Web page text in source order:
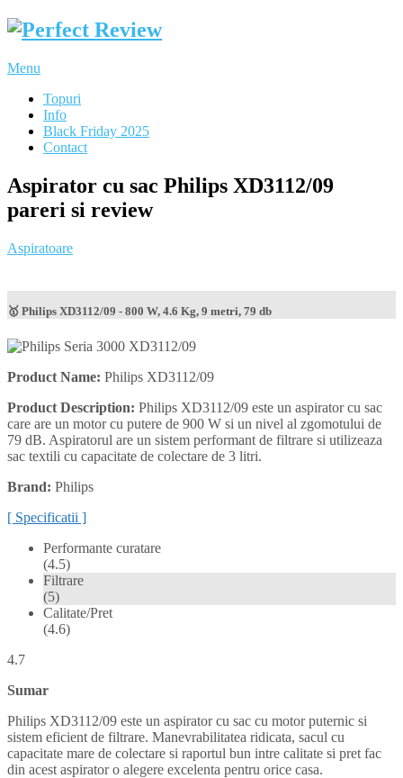
Menu
Topuri
Info
Black Friday 2025
Contact
Aspirator cu sac Philips XD3112/09
pareri si review
Aspiratoare
🥇 Philips XD3112/09 - 800 W, 4.6 Kg, 9 metri, 79 db
Product Name: Philips XD3112/09
Product Description: Philips XD3112/09 este un aspirator cu sac
care are un motor cu putere de 900 W si un nivel al zgomotului de
79 dB. Aspiratorul are un sistem performant de filtrare si utilizeaza
sac textili cu capacitate de colectare de 3 litri.
Brand: Philips
[ Specificatii ]
Performante curatare
(4.5)
Filtrare
(5)
Calitate/Pret
(4.6)
4.7
Sumar
Philips XD3112/09 este un aspirator cu sac cu motor puternic si
sistem eficient de filtrare. Manevrabilitatea ridicata, sacul cu
capacitate mare de colectare si raportul bun intre calitate si pret fac
din acest aspirator o alegere excelenta pentru orice casa.